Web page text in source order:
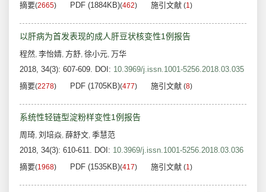
摘要(2665) PDF (1884KB)(462) 施引文献 (1)
以肝病为首发表现的成人肝豆状核变性1例报告
程然, 李怡婧, 方舒, 徐小元, 万华
2018, 34(3): 607-609. DOI: 10.3969/j.issn.1001-5256.2018.03.035
摘要(2278) PDF (1705KB)(477) 施引文献 (8)
系统性轻链型淀粉样变性1例报告
周琦, 刘培焱, 薛舒文, 季慧范
2018, 34(3): 610-611. DOI: 10.3969/j.issn.1001-5256.2018.03.036
摘要(1968) PDF (1535KB)(417) 施引文献 (1)